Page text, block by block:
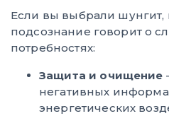
Если вы выбрали
подсознание говорит о
потребностях:
Защита и очищение
негативных
энергетических